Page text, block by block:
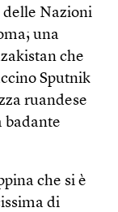
delle Nazioni
una
che
Sputnik
ruandese
badante
che si è
di